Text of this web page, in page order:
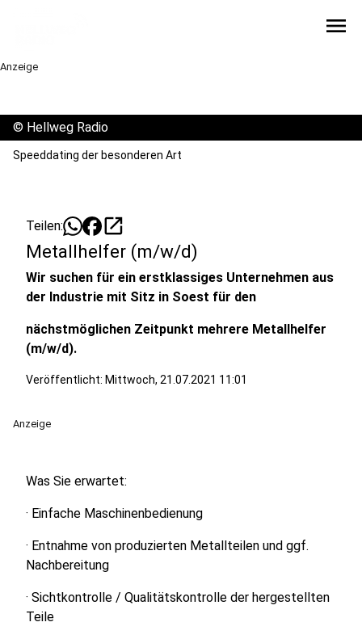
menu
Anzeige
© Hellweg Radio
Speeddating der besonderen Art
Teilen: open_in_new
Metallhelfer (m/w/d)
Wir suchen für ein erstklassiges Unternehmen aus
der Industrie mit Sitz in Soest für den
nächstmöglichen Zeitpunkt mehrere Metallhelfer
(m/w/d).
Veröffentlicht: Mittwoch, 21.07.2021 11:01
Anzeige
Was Sie erwartet:
· Einfache Maschinenbedienung
· Entnahme von produzierten Metallteilen und ggf.
Nachbereitung
· Sichtkontrolle / Qualitätskontrolle der hergestellten
Teile